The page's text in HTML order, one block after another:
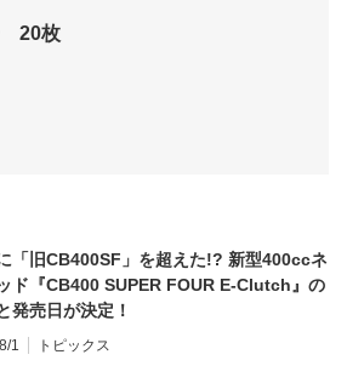
20枚
「旧CB400SF」を超えた!? 新型400ccネ
ド『CB400 SUPER FOUR E-Clutch』の
発売日が決定！
1 トピックス